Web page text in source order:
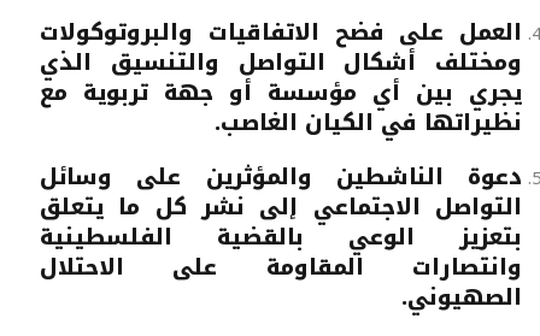
العمل على فضح الاتفاقيات والبروتوكولات
ومختلف أشكال التواصل والتنسيق الذي
يجري بين أي مؤسسة أو جهة تربوية مع
نظيراتها في الكيان الغاصب.
دعوة الناشطين والمؤثرين على وسائل
التواصل الاجتماعي إلى نشر كل ما يتعلق
بتعزيز الوعي بالقضية الفلسطينية
وانتصارات المقاومة على الاحتلال
الصهيوني.